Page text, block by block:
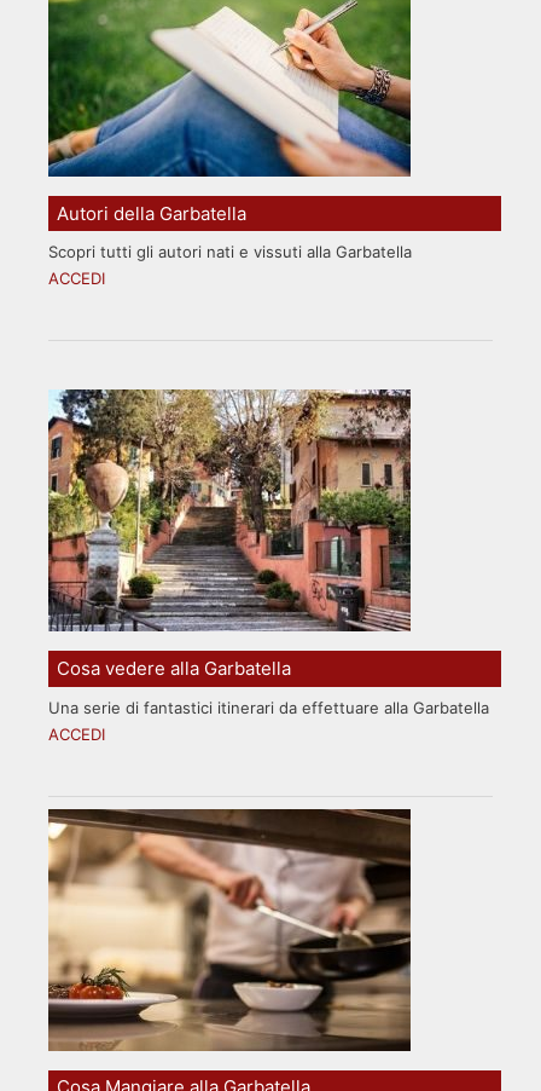
Autori della Garbatella
Scopri tutti gli autori nati e vissuti alla Garbatella
ACCEDI
Cosa vedere alla Garbatella
Una serie di fantastici itinerari da effettuare alla Garbatella
ACCEDI